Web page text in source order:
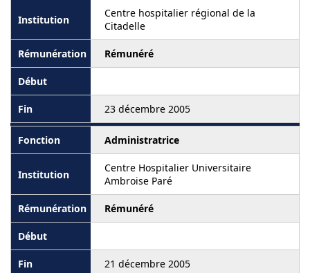
Centre hospitalier régional de la
Citadelle
Rémunéré
23 décembre 2005
Administratrice
Centre Hospitalier Universitaire
Ambroise Paré
Rémunéré
21 décembre 2005